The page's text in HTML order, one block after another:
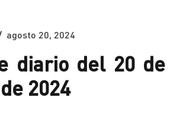
agosto 20, 2024
diario del 20 de
2024